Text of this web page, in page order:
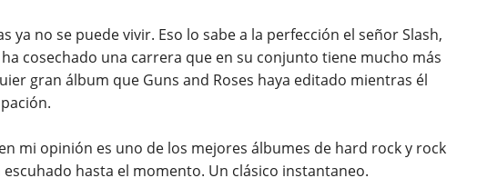
ya no se puede vivir. Eso lo sabe a la perfección el señor Slash,
cosechado una carrera que en su conjunto tiene mucho más
gran álbum que Guns and Roses haya editado mientras él
en mi opinión es uno de los mejores álbumes de hard rock y rock
hasta el momento. Un clásico instantaneo.